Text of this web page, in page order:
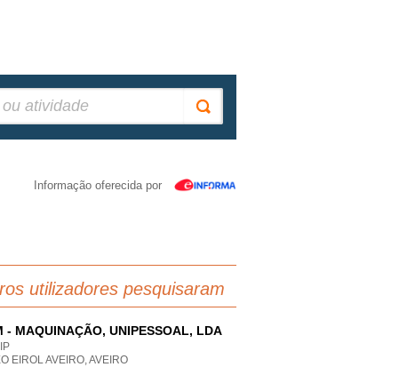
Informação oferecida por
utilizadores pesquisaram
- MAQUINAÇÃO, UNIPESSOAL, LDA
EIROL AVEIRO, AVEIRO